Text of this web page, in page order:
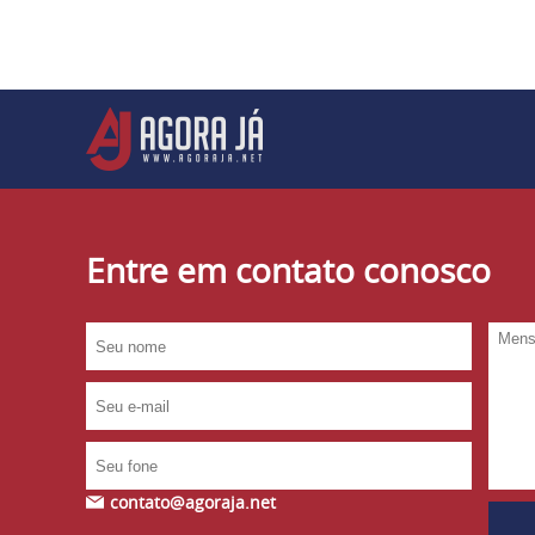
Entre em contato conosco
contato@agoraja.net